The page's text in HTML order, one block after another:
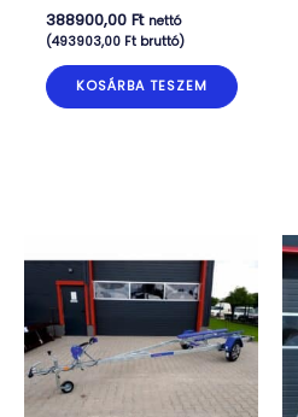
388900,00 Ft nettó
(493903,00 Ftbruttó)
KOSÁRBA TESZEM